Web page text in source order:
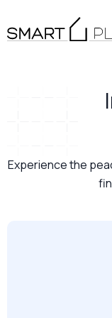
Experience the